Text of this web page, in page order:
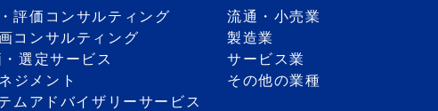
評価コンサルティング
コンサルティング
選定サービス
ジメント
ムアドバイザリーサービス
流通・小売業
製造業
サービス業
その他の業種